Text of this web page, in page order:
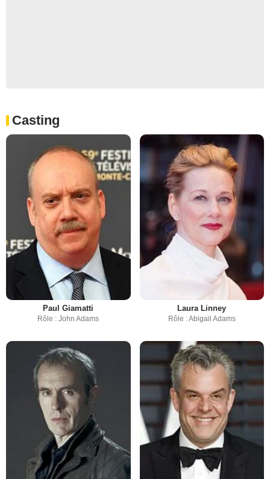
Casting
Paul Giamatti
Rôle : John Adams
Laura Linney
Rôle : Abigail Adams